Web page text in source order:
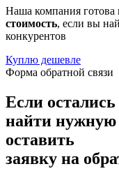
Наша компания готова
стоимость, если вы
конкурентов
Куплю дешевле
Форма обратной связи
Если
найти нужную
оставить
заявку на